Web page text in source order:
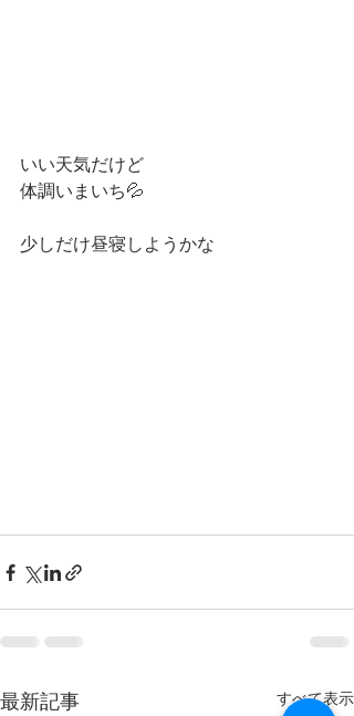
いい天気だけど
体調いまいち💦
少しだけ昼寝しようかな
最新記事 すべて表示